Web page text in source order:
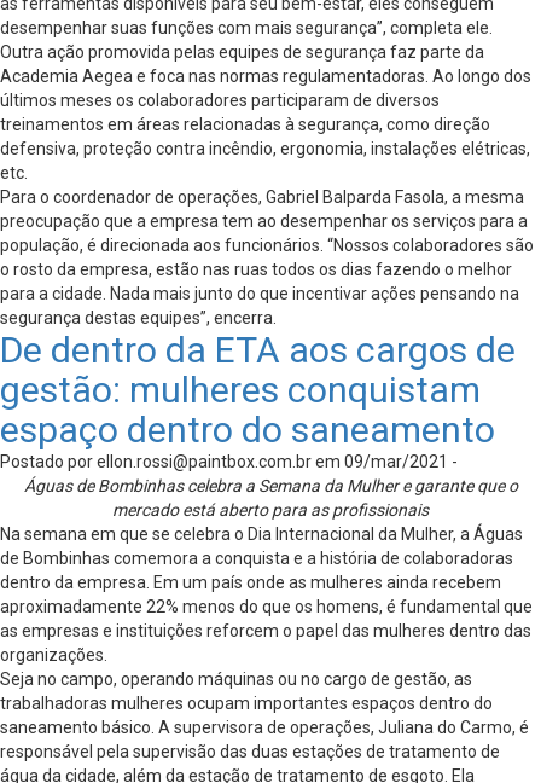
desempenhar suas funções com mais segurança”, completa ele.
Outra ação promovida pelas equipes de segurança faz parte da
Academia Aegea e foca nas normas regulamentadoras. Ao longo dos
últimos meses os colaboradores participaram de diversos
treinamentos em áreas relacionadas à segurança, como direção
defensiva, proteção contra incêndio, ergonomia, instalações elétricas,
etc.
Para o coordenador de operações, Gabriel Balparda Fasola, a mesma
preocupação que a empresa tem ao desempenhar os serviços para a
população, é direcionada aos funcionários. “Nossos colaboradores são
o rosto da empresa, estão nas ruas todos os dias fazendo o melhor
para a cidade. Nada mais junto do que incentivar ações pensando na
segurança destas equipes”, encerra.
De dentro da ETA aos cargos de
gestão: mulheres conquistam
espaço dentro do saneamento
Postado porellon.rossi@paintbox.com.brem 09/mar/2021 -
Águas de Bombinhas celebra a Semana da Mulher e garante que o
mercado está aberto para as profissionais
Na semana em que se celebra o Dia Internacional da Mulher, a Águas
de Bombinhas comemora a conquista e a história de colaboradoras
dentro da empresa. Em um país onde as mulheres ainda recebem
aproximadamente 22% menos do que os homens, é fundamental que
as empresas e instituições reforcem o papel das mulheres dentro das
organizações.
Seja no campo, operando máquinas ou no cargo de gestão, as
trabalhadoras mulheres ocupam importantes espaços dentro do
saneamento básico. A supervisora de operações, Juliana do Carmo, é
responsável pela supervisão das duas estações de tratamento de
água da cidade, além da estação de tratamento de esgoto. Ela